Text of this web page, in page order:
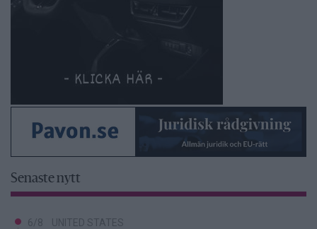
Senaste nytt
6/8 UNITED STATES